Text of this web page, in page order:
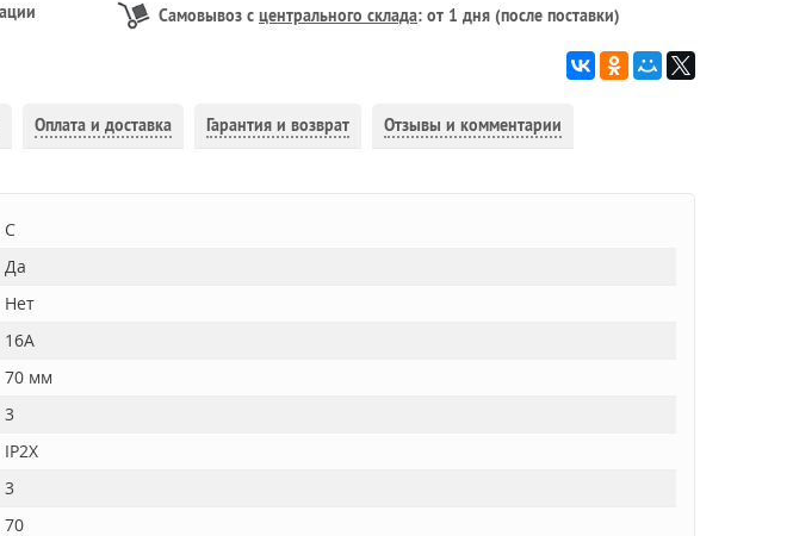
Самовывоз с центрального склада: от 1 дня (после поставки)
Оплата и доставка Гарантия и возврат Отзывы и комментарии
C
Да
Нет
16A
70 мм
3
IP2X
3
70